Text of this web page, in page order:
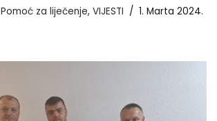
Pomoć za liječenje, VIJESTI 1. Marta 2024.